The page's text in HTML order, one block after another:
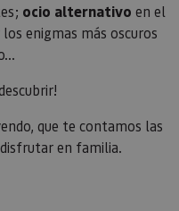
ocio alternativo en el
enigmas más oscuros
que te contamos las
en familia.